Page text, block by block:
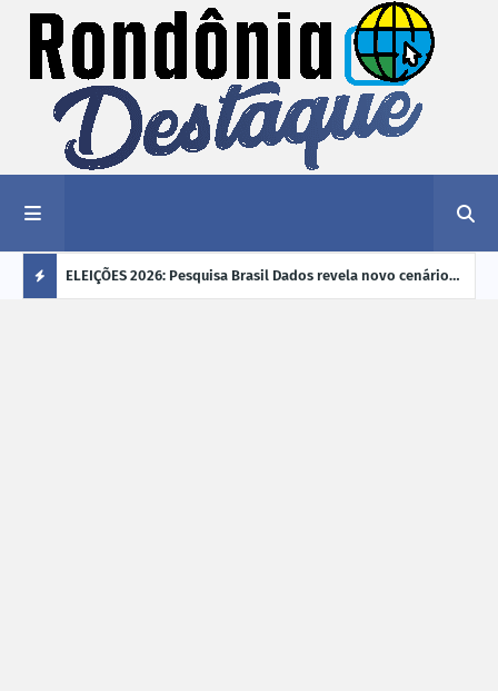
a mais ELEIÇÕES 2026: Pesquisa Brasil Dados revela novo cenário